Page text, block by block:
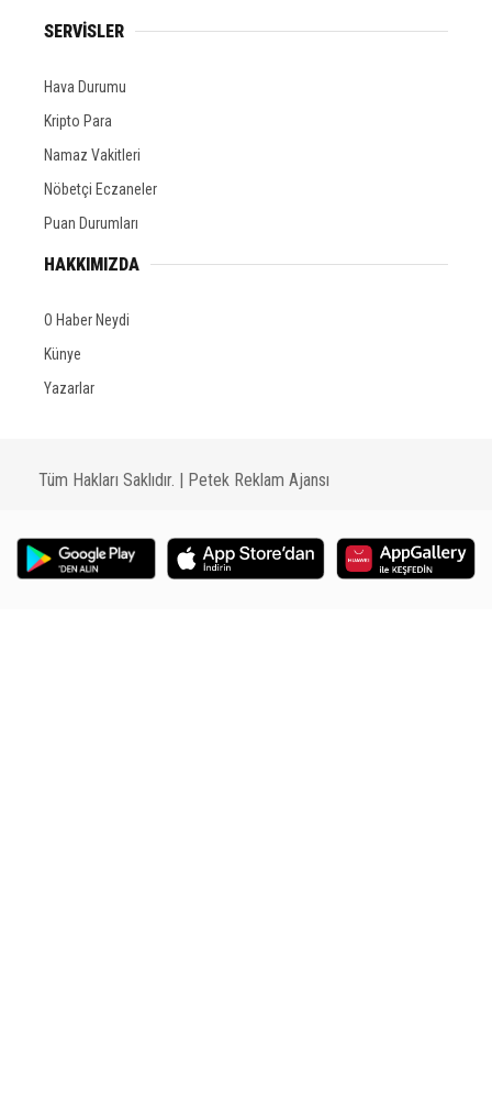
SERVİSLER
Hava Durumu
Kripto Para
Namaz Vakitleri
Nöbetçi Eczaneler
Puan Durumları
HAKKIMIZDA
O Haber Neydi
Künye
Yazarlar
Tüm Hakları Saklıdır. | Petek Reklam Ajansı